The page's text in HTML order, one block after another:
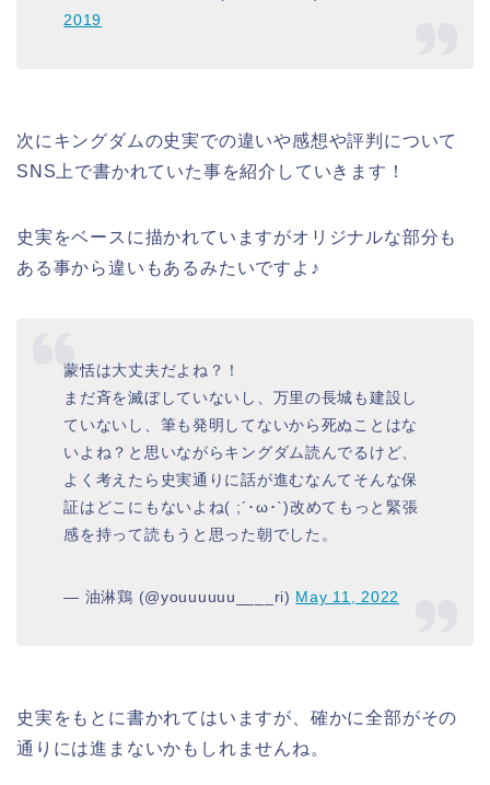
2019
次にキングダムの史実での違いや感想や評判について
SNS上で書かれていた事を紹介していきます！
史実をベースに描かれていますがオリジナルな部分も
ある事から違いもあるみたいですよ♪
蒙恬は大丈夫だよね？！
まだ斉を滅ぼしていないし、万里の長城も建設し
ていないし、筆も発明してないから死ぬことはな
いよね？と思いながらキングダム読んでるけど、
よく考えたら史実通りに話が進むなんてそんな保
証はどこにもないよね( ;´･ω･`)改めてもっと緊張
感を持って読もうと思った朝でした。
— 油淋鶏 (@youuuuuu____ri) May 11, 2022
史実をもとに書かれてはいますが、確かに全部がその
通りには進まないかもしれませんね。